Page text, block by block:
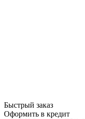
Быстрый заказ
Оформить в кредит